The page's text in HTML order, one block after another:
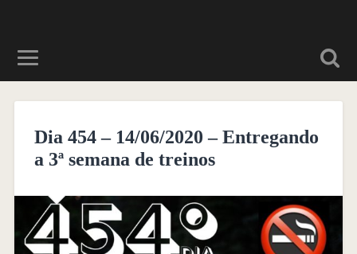
Dia 454 – 14/06/2020 – Entregando
a 3ª semana de treinos